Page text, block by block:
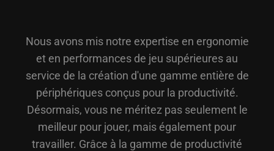
Nous avons mis notre expertise en ergonomie
et en performances de jeu supérieures au
service de la création d'une gamme entière de
périphériques conçus pour la productivité.
Désormais, vous ne méritez pas seulement le
meilleur pour jouer, mais également pour
travailler. Grâce à la gamme de productivité